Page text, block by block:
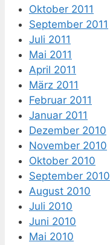
Oktober 2011
September 2011
Juli 2011
Mai 2011
April 2011
März 2011
Februar 2011
Januar 2011
Dezember 2010
November 2010
Oktober 2010
September 2010
August 2010
Juli 2010
Juni 2010
Mai 2010